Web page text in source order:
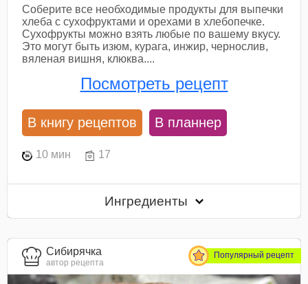
Соберите все необходимые продукты для выпечки
хлеба с сухофруктами и орехами в хлебопечке.
Сухофрукты можно взять любые по вашему вкусу.
Это могут быть изюм, курага, инжир, чернослив,
вяленая вишня, клюква....
Посмотреть рецепт
В книгу рецептов В планнер
10 мин 17
Ингредиенты
Сибирячка
автор рецепта
Популярный рецепт